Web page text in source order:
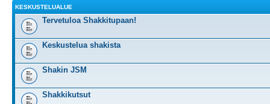
KESKUSTELUALUE
Tervetuloa Shakkitupaan!
Keskustelua shakista
Shakin JSM
Shakkikutsut